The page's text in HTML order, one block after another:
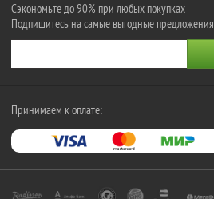
Сэкономьте до 90% при любых покупках
Подпишитесь на самые выгодные предложения
Принимаем к оплате: